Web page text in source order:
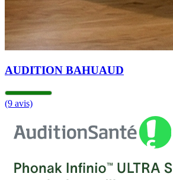
AUDITION BAHUAUD
(9 avis)